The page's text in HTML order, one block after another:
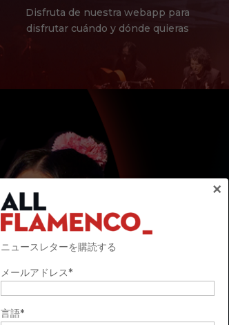
Disfruta de nuestra webapp para
disfrutar cuándo y dónde quieras
ニュースレターを購読する
メールアドレス*
言語*
×